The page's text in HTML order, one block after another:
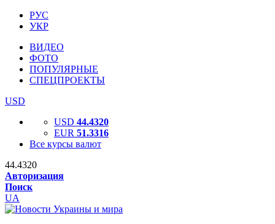
РУС
УКР
ВИДЕО
ФОТО
ПОПУЛЯРНЫЕ
СПЕЦПРОЕКТЫ
USD
USD 44.4320
EUR 51.3316
Все курсы валют
44.4320
Авторизация
Поиск
UA